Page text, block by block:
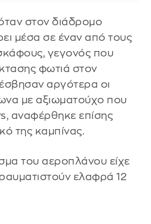
στον διάδρομο
μέσα σε έναν από τους
γεγονός που
φωτιά στον
αργότερα οι
με αξιωματούχο που
αναφέρθηκε επίσης
της καμπίνας.
του αεροπλάνου είχε
ελαφρά 12